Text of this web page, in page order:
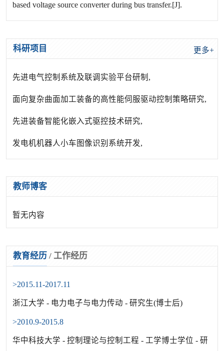
based voltage source converter during bus transfer.[J].
科研项目
先进电气控制系统及联调实验平台研制,
面向复杂曲面加工装备的高性能伺服驱动控制策略研究,
先进装备智能化嵌入式驱控技术研究,
发电机机器人小车图像识别系统开发,
更多+
教师博客
暂无内容
教育经历 / 工作经历
>2015.11-2017.11
浙江大学 - 电力电子与电力传动 - 研究生(博士后)
>2010.9-2015.8
华中科技大学 - 控制理论与控制工程 - 工学博士学位 - 研